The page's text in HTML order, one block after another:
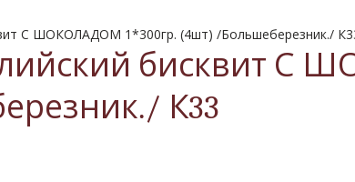
С ШОКОЛАДОМ 1*300гр. (4шт) /Большеберезник./
бисквит С
К33